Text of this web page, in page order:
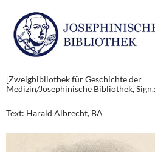
[Zweigbibliothek für Geschichte der
Medizin/Josephinische Bibliothek,
Text: Harald Albrecht, BA